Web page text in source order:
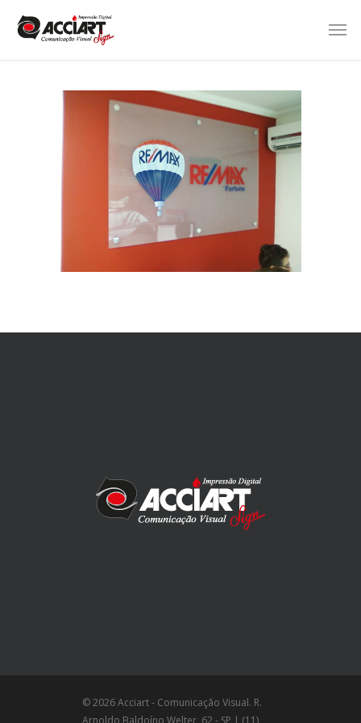
© 2026 Acciart - Comunicação Visual. R.
Arnoldo Baldoíno Welter, 62 - SP | (11)